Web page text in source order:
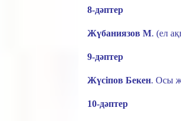
8-дәптер
Жүбаниязов М. (ел
9-дәптер
Жүсіпов Бекен. Осы
10-дәптер